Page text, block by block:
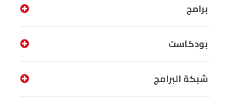
برامج
بودكاست
شبكة البرامج